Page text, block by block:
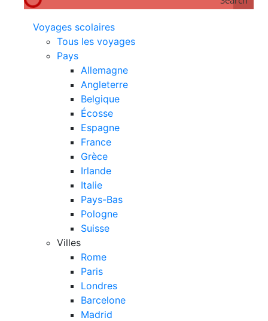
Voyages scolaires
Tous les voyages
Pays
Allemagne
Angleterre
Belgique
Écosse
Espagne
France
Grèce
Irlande
Italie
Pays-Bas
Pologne
Suisse
Villes
Rome
Paris
Londres
Barcelone
Madrid